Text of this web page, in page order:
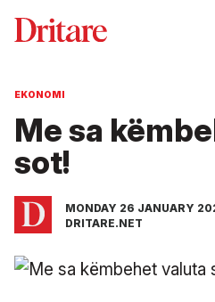
EKONOMI
Me sa
sot!
MONDAY 26 JANUARY
DRITARE.NET